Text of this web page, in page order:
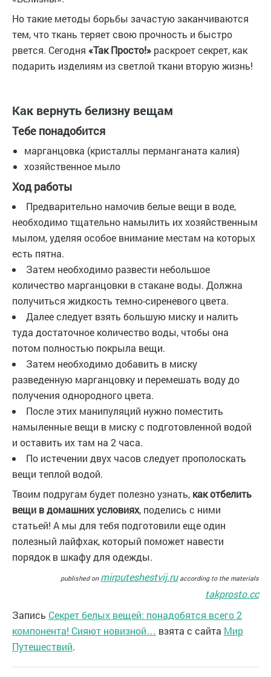
Но такие методы борьбы зачастую заканчиваются
тем, что ткань теряет свою прочность и быстро
рвется. Сегодня «Так Просто!» раскроет секрет, как
подарить изделиям из светлой ткани вторую жизнь!
Как вернуть белизну вещам
Тебе понадобится
марганцовка (кристаллы перманганата калия)
хозяйственное мыло
Ход работы
Предварительно намочив белые вещи в воде,
необходимо тщательно намылить их хозяйственным
мылом, уделяя особое внимание местам на которых
есть пятна.
Затем необходимо развести небольшое
количество марганцовки в стакане воды. Должна
получиться жидкость темно-сиреневого цвета.
Далее следует взять большую миску и налить
туда достаточное количество воды, чтобы она
потом полностью покрыла вещи.
Затем необходимо добавить в миску
разведенную марганцовку и перемешать воду до
получения однородного цвета.
После этих манипуляций нужно поместить
намыленные вещи в миску с подготовленной водой
и оставить их там на 2 часа.
По истечении двух часов следует прополоскать
вещи теплой водой.
Твоим подругам будет полезно узнать, как отбелить
вещи в домашних условиях, поделись с ними
статьей! А мы для тебя подготовили еще один
полезный лайфхак, который поможет навести
порядок в шкафу для одежды.
published on mirputeshestvij.ruaccording to the materials
takprosto.cc
Запись Секрет белых вещей: понадобятся всего 2
компонента! Сияют новизной… взята с сайта Мир
Путешествий.